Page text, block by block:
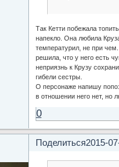
Так Кетти побежала
напекло. Она любила
температурил, не при
решила, что у него есть
неприязнь к Крузу
гибели сестры.
О персонаже напишу
в отношении него нет, но
0
Поделиться2015-